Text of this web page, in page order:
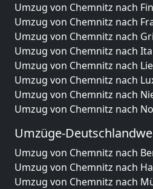
Umzug von Chemnitz nach
Umzug von Chemnitz nach
Umzug von Chemnitz nach
Umzug von Chemnitz nach
Umzug von Chemnitz nach
Umzug von Chemnitz nach
Umzug von Chemnitz nach
Umzug von Chemnitz nach
Umzüge-
Umzug von Chemnitz nach
Umzug von Chemnitz nach
Umzug von Chemnitz nach